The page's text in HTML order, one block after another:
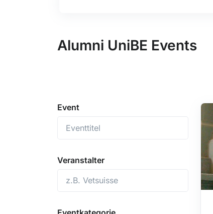
Alumni UniBE Events
Event
Veranstalter